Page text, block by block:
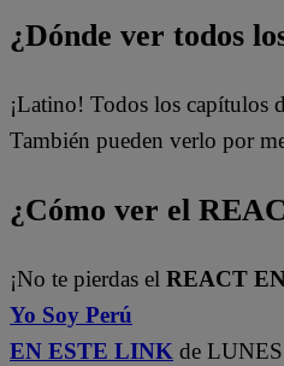
¿Dónde ver todos
¡Latino! Todos los capítulos
También pueden verlo por
¿Cómo ver el
¡No te pierdas el REACT
Yo Soy Perú
EN ESTE LINK de